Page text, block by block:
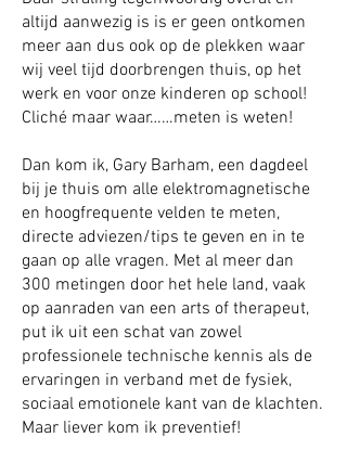
altijd aanwezig is is er geen ontkomen
meer aan dus ook op de plekken waar
wij veel tijd doorbrengen thuis, op het
werk en voor onze kinderen op school!
Cliché maar waar……meten is weten!
Dan kom ik, Gary Barham, een dagdeel
bij je thuis om alle elektromagnetische
en hoogfrequente velden te meten,
directe adviezen/tips te geven en in te
gaan op alle vragen. Met al meer dan
300 metingen door het hele land, vaak
op aanraden van een arts of therapeut,
put ik uit een schat van zowel
professionele technische kennis als de
ervaringen in verband met de fysiek,
sociaal emotionele kant van de klachten.
Maar liever kom ik preventief!